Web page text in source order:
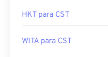
HKT para CST
WITA para CST